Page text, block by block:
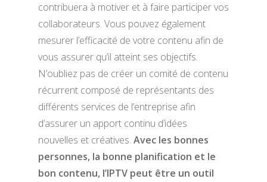
contribuera à motiver et à faire participer vos
collaborateurs. Vous pouvez également
mesurer l’efficacité de votre contenu afin de
vous assurer qu’il atteint ses objectifs.
N’oubliez pas de créer un comité de contenu
récurrent composé de représentants des
différents services de l’entreprise afin
d’assurer un apport continu d’idées
nouvelles et créatives. Avec les bonnes
personnes, la bonne planification et le
bon contenu, l’IPTV peut être un outil